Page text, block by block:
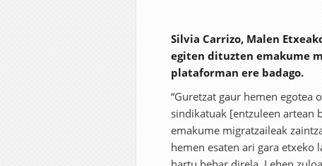
Silvia Carrizo, Malen
egiten dituzten emakume
plataforman ere badago.
“Guretzat gaur hemen egotea
sindikatuak [entzuleen artean
emakume migratzaileak
hemen esaten ari gara etxeko